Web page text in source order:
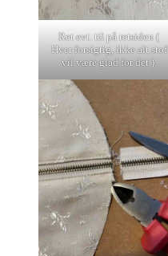
Ret evt. til på retsiden (
Hver forsigtig, ikke alt stof
vil være glad for det ).